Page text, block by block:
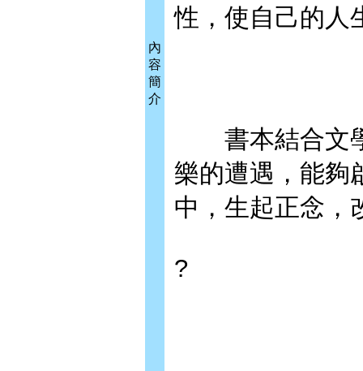
內
容
簡
介
性，使自己的人
書本結合文學
樂的遭遇，能夠
中，生起正念，
?